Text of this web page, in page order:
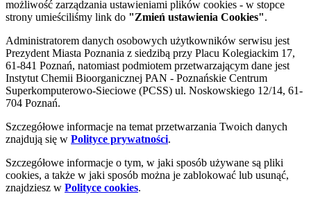
możliwość zarządzania ustawieniami plików cookies - w stopce
strony umieściliśmy link do "Zmień ustawienia Cookies".
Administratorem danych osobowych użytkowników serwisu jest
Prezydent Miasta Poznania z siedzibą przy Placu Kolegiackim 17,
61-841 Poznań, natomiast podmiotem przetwarzającym dane jest
Instytut Chemii Bioorganicznej PAN - Poznańskie Centrum
Superkomputerowo-Sieciowe (PCSS) ul. Noskowskiego 12/14, 61-
704 Poznań.
Szczegółowe informacje na temat przetwarzania Twoich danych
znajdują się w Polityce prywatności.
Szczegółowe informacje o tym, w jaki sposób używane są pliki
cookies, a także w jaki sposób można je zablokować lub usunąć,
znajdziesz w Polityce cookies.